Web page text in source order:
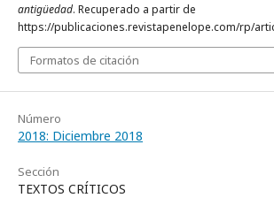
antigüedad. Recuperado a partir de
https://publicaciones.revistapenelope.com/rp/
Formatos de citación
Número
2018: Diciembre 2018
Sección
TEXTOS CRÍTICOS